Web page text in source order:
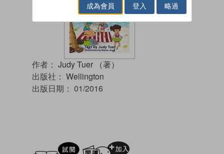
作者： Judy Tuer （著）
出版社： Wellington
出版日期： 01/2016
試閲
成為會員 登入 略過